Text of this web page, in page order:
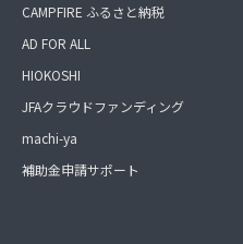
CAMPFIRE ふるさと納税
AD FOR ALL
HIOKOSHI
JFAクラウドファンディング
machi-ya
補助金申請サポート